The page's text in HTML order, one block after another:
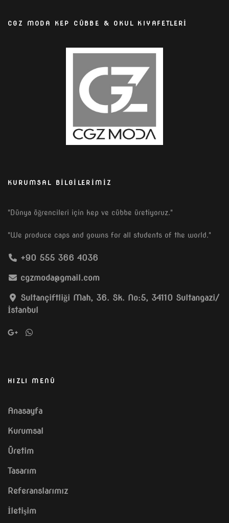
CGZ MODA KEP CÜBBE & OKUL KIYAFETLERİ
KURUMSAL BILGILERIMIZ
"Dünya öğrencileri için kep ve cübbe üretiyoruz."
"We produce caps and gowns for all students of the world."
+90 555 366 4036
cgzmoda@gmail.com
Sultançiftliği Mah, 36. Sk. No:5, 34110 Sultangazi/
İstanbul
HIZLI MENÜ
Anasayfa
Kurumsal
Üretim
Tasarım
Referanslarımız
İletişim